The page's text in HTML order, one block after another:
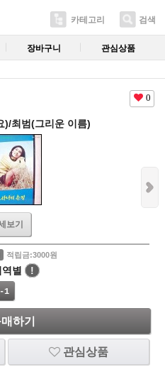
카테고리 검색
장바구니 관심상품
0
)/최범(그리운 이름)
보기
적립금:3000원
역별
!
-1
하기
관심상품